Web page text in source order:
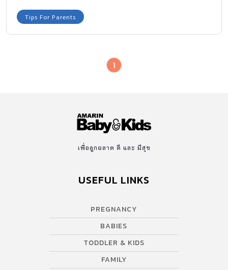
Tips For Parents
1
เพื่อลูกฉลาด ดี และ มีสุข
USEFUL LINKS
PREGNANCY
BABIES
TODDLER & KIDS
FAMILY